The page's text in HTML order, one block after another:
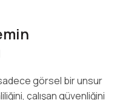
görsel bir unsur
çalışan güvenliğini